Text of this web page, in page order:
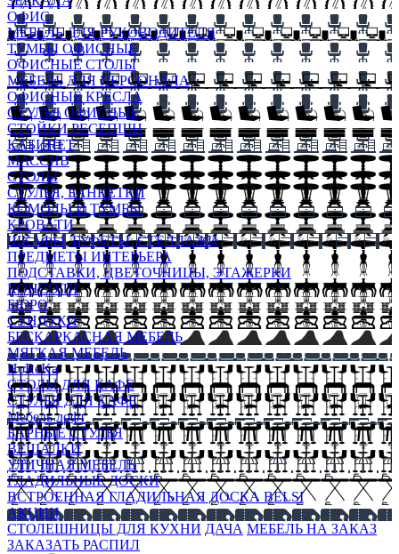
ОФИС
МЕБЕЛЬ ДЛЯ РУКОВОДИТЕЛЯ
ТУМБЫ ОФИСНЫЕ
ОФИСНЫЕ СТОЛЫ
МЕБЕЛЬ ДЛЯ ПЕРСОНАЛА
ОФИСНЫЕ КРЕСЛА
СТУЛЬЯ ОФИСНЫЕ
СТОЙКИ РЕСЕПШН
КАБИНЕТ
МАССИВ
СТОЛЫ
СТУЛЬЯ, БАНКЕТКИ
КОМОДЫ И ТУМБЫ
КРОВАТИ
ШКАФЫ, БУФЕТЫ, СТЕЛЛАЖИ
ПРЕДМЕТЫ ИНТЕРЬЕРА
ПОДСТАВКИ, ЦВЕТОЧНИЦЫ, ЭТАЖЕРКИ
КОНСОЛИ
БЮРО
СУНДУКИ
БЕСКАРКАСНАЯ МЕБЕЛЬ
МЯГКАЯ МЕБЕЛЬ
HoReKa
СТОЛЫ ДЛЯ КАФЕ
СТУЛЬЯ ДЛЯ КАФЕ
Мебель лофт
БАРНЫЕ СТУЛЬЯ
ВЕШАЛКИ
УЛИЧНАЯ МЕБЕЛЬ
ГЛАДИЛЬНЫЕ ДОСКИ
ВСТРОЕННАЯ ГЛАДИЛЬНАЯ ДОСКА BELSI
АКЦИИ
СТОЛЕШНИЦЫ ДЛЯ КУХНИ ДАЧА МЕБЕЛЬ НА ЗАКАЗ
ЗАКАЗАТЬ РАСПИЛ